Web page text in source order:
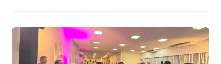
animação e pelo jingle “Chama Luana”, que
rapidamente ganhou destaque entre os participantes.
Primeira […]